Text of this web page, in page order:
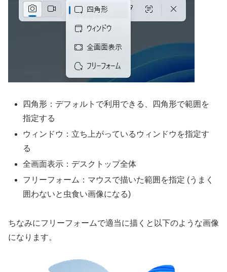
四角形：デフォルトで利用できる、四角形で範囲を
指定する
ウィンドウ：立ち上がっているウィンドウを指定す
る
全画面表示：デスクトップ全体
フリーフォーム：マウスで描いた範囲を指定 (うまく
囲わないと虫食い画像になる)
ちなみにフリーフォームで適当に描くと以下のような画像
になります。